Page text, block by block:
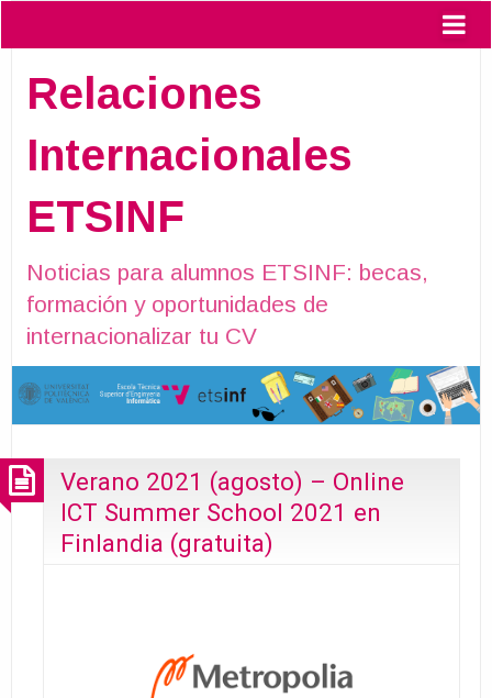
Relaciones
Internacionales
ETSINF
Noticias para alumnos ETSINF: becas,
formación y oportunidades de
internacionalizar tu CV
Verano 2021 (agosto) – Online
ICT Summer School 2021 en
Finlandia (gratuita)